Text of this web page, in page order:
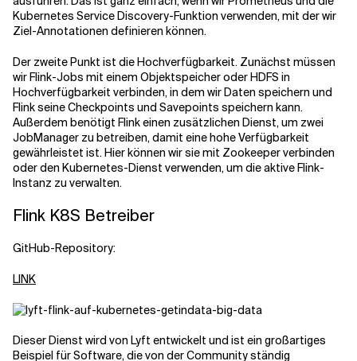
Kubernetes Service Discovery-Funktion verwenden, mit der wir
Ziel-Annotationen definieren können.
Der zweite Punkt ist die Hochverfügbarkeit. Zunächst müssen
wir Flink-Jobs mit einem Objektspeicher oder HDFS in
Hochverfügbarkeit verbinden, in dem wir Daten speichern und
Flink seine Checkpoints und Savepoints speichern kann.
Außerdem benötigt Flink einen zusätzlichen Dienst, um zwei
JobManager zu betreiben, damit eine hohe Verfügbarkeit
gewährleistet ist. Hier können wir sie mit Zookeeper verbinden
oder den Kubernetes-Dienst verwenden, um die aktive Flink-
Instanz zu verwalten.
Flink K8S Betreiber
GitHub-Repository:
LINK
Dieser Dienst wird von Lyft entwickelt und ist ein großartiges
Beispiel für Software, die von der Community ständig